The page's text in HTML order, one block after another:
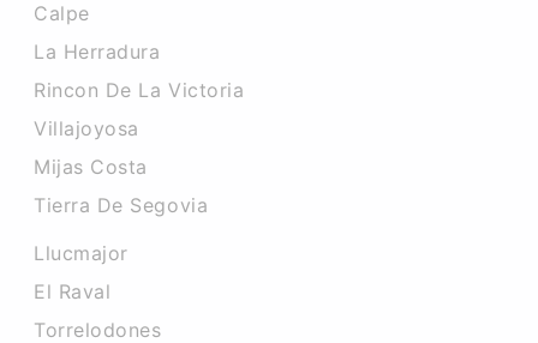
Calpe
La Herradura
Rincon De La Victoria
Villajoyosa
Mijas Costa
Tierra De Segovia
Llucmajor
El Raval
Torrelodones